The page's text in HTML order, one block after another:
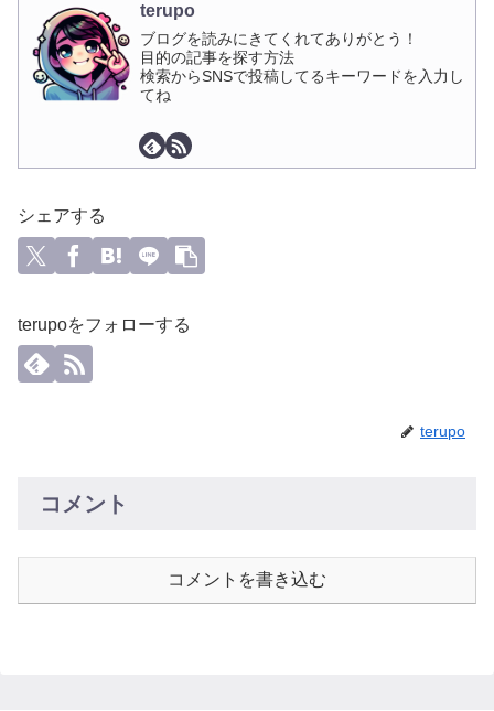
terupo
ブログを読みにきてくれてありがとう！
目的の記事を探す方法
検索からSNSで投稿してるキーワードを入力し
てね
シェアする
terupoをフォローする
terupo
コメント
コメントを書き込む